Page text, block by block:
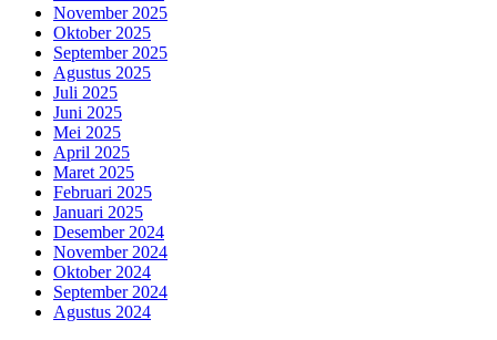
November 2025
Oktober 2025
September 2025
Agustus 2025
Juli 2025
Juni 2025
Mei 2025
April 2025
Maret 2025
Februari 2025
Januari 2025
Desember 2024
November 2024
Oktober 2024
September 2024
Agustus 2024